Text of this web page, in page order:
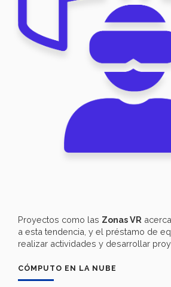
Proyectos como las Zonas VR
a esta tendencia, y el préstamo de
realizar actividades y desarrollar
CÓMPUTO EN LA NUBE